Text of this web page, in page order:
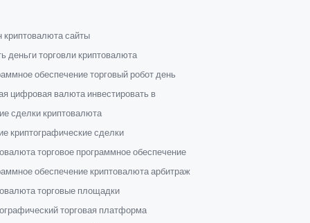
криптовалюта сайты
деньги торговли криптовалюта
обеспечение торговый робот день
цифровая валюта инвестировать в
сделки криптовалюта
криптографические сделки
торговое программное обеспечение
обеспечение криптовалюта арбитраж
торговые площадки
торговая платформа